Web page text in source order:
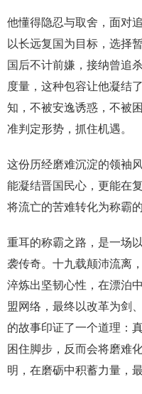
他懂得隐忍与取舍，面对
以长远复国为目标，选择
国后不计前嫌，接纳曾追
度量，这种包容让他凝结
知，不被安逸诱惑，不被
准判定形势，抓住机遇。
这份历经磨难沉淀的领袖
能凝结晋国民心，更能在
将流亡的苦难转化为称霸
重耳的称霸之路，是一场
袭传奇。十九载颠沛流离
淬炼出坚韧心性，在漂泊
盟网络，最终以改革为剑
的故事印证了一个道理：
困住脚步，反而会将磨难
明，在磨砺中积蓄力量，